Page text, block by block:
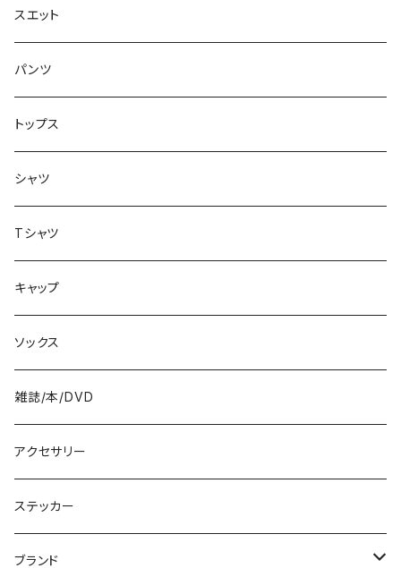
アンダーウェア
アクセサリー
シューズ
バッグ
8インチ
8.1インチ
8.2インチ
8.3インチ
8.4インチ
8.5インチ
8.6インチ
8.7インチ
9インチ
9.2インチ
10インチ
スエット
パンツ
トップス
シャツ
Tシャツ
キャップ
ソックス
雑誌/本/DVD
アクセサリー
ステッカー
ブランド